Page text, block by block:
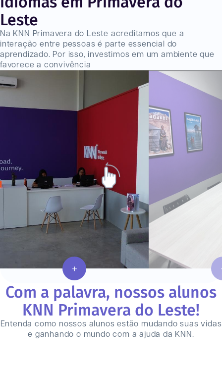
Leste
Na KNN Primavera do Leste acreditamos que a
interação entre pessoas é parte essencial do
aprendizado. Por isso, investimos em um ambiente que
favorece a convivência
Com a palavra, nossos alunos
KNN Primavera do Leste!
Entenda como nossos alunos estão mudando suas vidas
e ganhando o mundo com a ajuda da KNN.